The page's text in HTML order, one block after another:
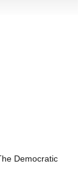
Democratic